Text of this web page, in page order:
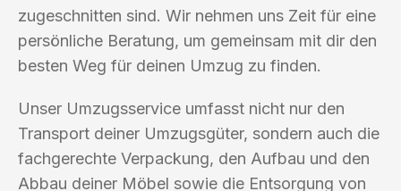
zugeschnitten sind. Wir nehmen uns Zeit für eine
persönliche Beratung, um gemeinsam mit dir den
besten Weg für deinen Umzug zu finden.
Unser Umzugsservice umfasst nicht nur den
Transport deiner Umzugsgüter, sondern auch die
fachgerechte Verpackung, den Aufbau und den
Abbau deiner Möbel sowie die Entsorgung von